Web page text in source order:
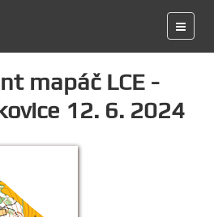
mapáč LCE -
12. 6. 2024